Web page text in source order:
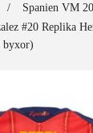
Spanien VM
#20 Replika
byxor)